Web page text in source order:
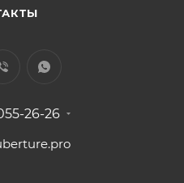
26-26